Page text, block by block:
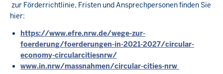
zur Förderrichtlinie, Fristen und Ansprechpersonen finden Sie
hier:
https://www.efre.nrw.de/wege-zur-
foerderung/foerderungen-in-2021-2027/circular-
economy-circularcitiesnrw/
www.in.nrw/massnahmen/circular-cities-nrw